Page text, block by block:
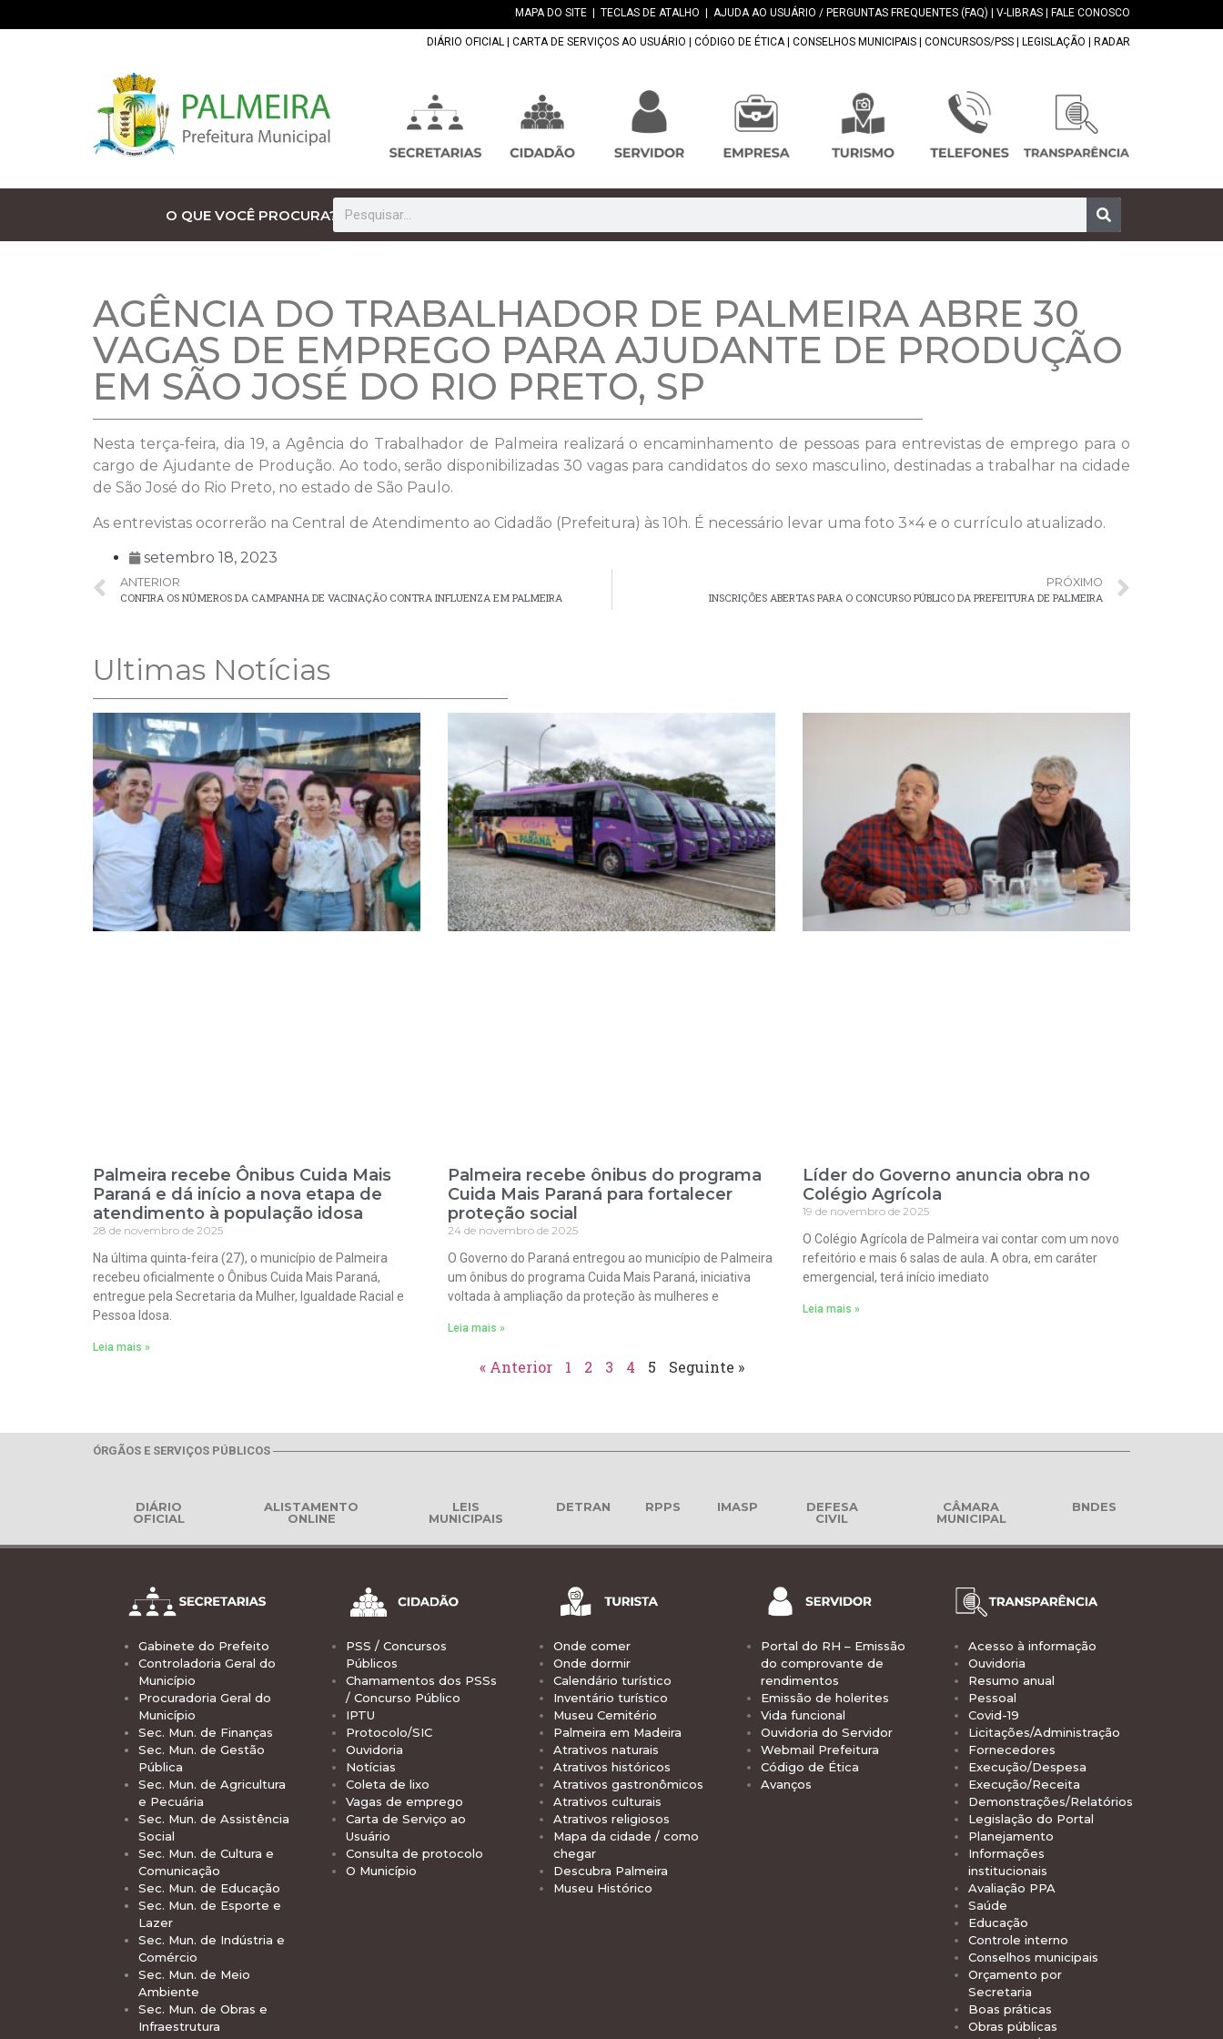
MAPA DO SITE TECLAS DE ATALHO AJUDA AO USUÁRIO / PERGUNTAS FREQUENTES (FAQ) V-LIBRAS FALE CONOSCO
DIÁRIO OFICIAL CARTA DE SERVIÇOS AO USUÁRIO CÓDIGO DE ÉTICA| CONSELHOS MUNICIPAIS CONCURSOS/PSS LEGISLAÇÃO RADAR
O QUE VOCÊ PROCURA?
AGÊNCIA DO TRABALHADOR DE PALMEIRA ABRE 30
VAGAS DE EMPREGO PARA AJUDANTE DE PRODUÇÃO
EM SÃO JOSÉ DO RIO PRETO, SP
Nesta terça-feira, dia 19, a Agência do Trabalhador de Palmeira realizará o encaminhamento de pessoas para entrevistas de emprego para o
cargo de Ajudante de Produção. Ao todo, serão disponibilizadas 30 vagas para candidatos do sexo masculino, destinadas a trabalhar na cidade
de São José do Rio Preto, no estado de São Paulo.
As entrevistas ocorrerão na Central de Atendimento ao Cidadão (Prefeitura) às 10h. É necessário levar uma foto 3×4 e o currículo atualizado.
setembro 18, 2023
ANTERIOR
CONFIRA OS NÚMEROS DA CAMPANHA DE VACINAÇÃO CONTRA INFLUENZA EM PALMEIRA
PRÓXIMO
INSCRIÇÕES ABERTAS PARA O CONCURSO PÚBLICO DA PREFEITURA DE PALMEIRA
Ultimas Notícias
Palmeira recebe Ônibus Cuida Mais
Paraná e dá início a nova etapa de
atendimento à população idosa
28 de novembro de 2025
Na última quinta-feira (27), o município de Palmeira
recebeu oficialmente o Ônibus Cuida Mais Paraná,
entregue pela Secretaria da Mulher, Igualdade Racial e
Pessoa Idosa.
Leia mais »
Palmeira recebe ônibus do programa
Cuida Mais Paraná para fortalecer
proteção social
24 de novembro de 2025
O Governo do Paraná entregou ao município de Palmeira
um ônibus do programa Cuida Mais Paraná, iniciativa
voltada à ampliação da proteção às mulheres e
Leia mais »
Líder do Governo anuncia obra no
Colégio Agrícola
19 de novembro de 2025
O Colégio Agrícola de Palmeira vai contar com um novo
refeitório e mais 6 salas de aula. A obra, em caráter
emergencial, terá início imediato
Leia mais »
« Anterior 1 2 3 4 5 Seguinte »
ÓRGÃOS E SERVIÇOS PÚBLICOS
DIÁRIO
OFICIAL
ALISTAMENTO
ONLINE
LEIS
MUNICIPAIS
DETRAN RPPS IMASP
DEFESA
CIVIL
CÂMARA
MUNICIPAL
BNDES
Gabinete do Prefeito
Controladoria Geral do
Município
Procuradoria Geral do
Município
Sec. Mun. de Finanças
Sec. Mun. de Gestão
Pública
Sec. Mun. de Agricultura
e Pecuária
Sec. Mun. de Assistência
Social
Sec. Mun. de Cultura e
Comunicação
Sec. Mun. de Educação
Sec. Mun. de Esporte e
Lazer
Sec. Mun. de Indústria e
Comércio
Sec. Mun. de Meio
Ambiente
Sec. Mun. de Obras e
Infraestrutura
PSS / Concursos
Públicos
Chamamentos dos PSSs
/ Concurso Público
IPTU
Protocolo/SIC
Ouvidoria
Notícias
Coleta de lixo
Vagas de emprego
Carta de Serviço ao
Usuário
Consulta de protocolo
O Município
Onde comer
Onde dormir
Calendário turístico
Inventário turístico
Museu Cemitério
Palmeira em Madeira
Atrativos naturais
Atrativos históricos
Atrativos gastronômicos
Atrativos culturais
Atrativos religiosos
Mapa da cidade / como
chegar
Descubra Palmeira
Museu Histórico
Portal do RH – Emissão
do comprovante de
rendimentos
Emissão de holerites
Vida funcional
Ouvidoria do Servidor
Webmail Prefeitura
Código de Ética
Avanços
Acesso à informação
Ouvidoria
Resumo anual
Pessoal
Covid-19
Licitações/Administração
Fornecedores
Execução/Despesa
Execução/Receita
Demonstrações/Relatórios
Legislação do Portal
Planejamento
Informações
institucionais
Avaliação PPA
Saúde
Educação
Controle interno
Conselhos municipais
Orçamento por
Secretaria
Boas práticas
Obras públicas